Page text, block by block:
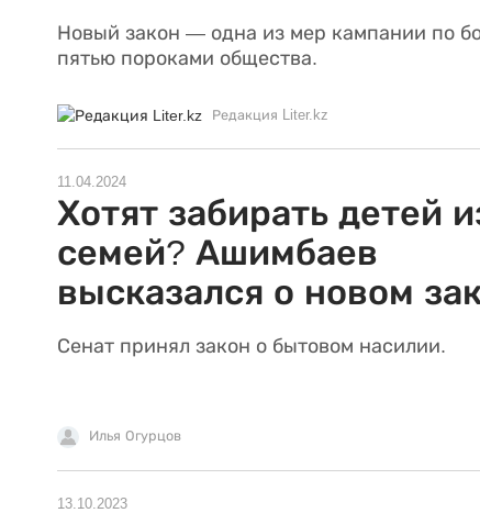
Новый закон — одна из мер кампании по
пятью пороками общества.
Редакция Liter.kz
11.04.2024
Хотят забирать детей
семей? Ашимбаев
высказался о новом
Сенат принял закон о бытовом насилии.
Илья Огурцов
13.10.2023